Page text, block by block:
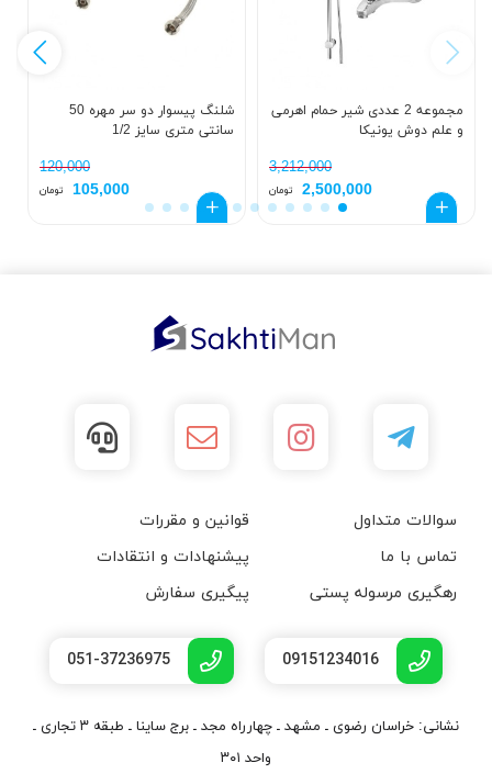
مجموعه 2 عددی شیر حمام اهرمی
و علم دوش یونیکا
3,212,000
2,500,000 تومان
شلنگ پیسوار دو سر مهره 50
سانتی متری سایز 1/2
120,000
105,000 تومان
سوالات متداول
قوانین و مقررات
تماس با ما
پیشنهادات و انتقادات
رهگیری مرسوله پستی
پیگیری سفارش
09151234016
051-37236975
نشانی: خراسان رضوی ـ مشهد ـ چهارراه مجد ـ برج ساینا ـ طبقه ۳ تجاری ـ
واحد ۳۰۱